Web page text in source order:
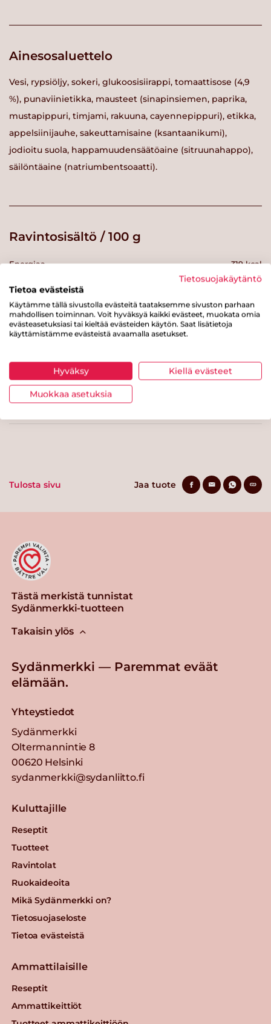
Ainesosaluettelo
Vesi, rypsiöljy, sokeri, glukoosisiirappi, tomaattisose (4,9
%), punaviinietikka, mausteet (sinapinsiemen, paprika,
mustapippuri, timjami, rakuuna, cayennepippuri), etikka,
appelsiinijauhe, sakeuttamisaine (ksantaanikumi),
jodioitu suola, happamuudensäätöaine (sitruunahappo),
säilöntäaine (natriumbentsoaatti).
Ravintosisältö / 100 g
Energiaa 319 kcal
Rasvaa 29 g
josta tyydyttynyttä rasvaa 2.1 g
Hiilihydraatteja
Proteiinia
Tulosta sivu Jaa tuote
Tästä merkistä tunnistat
Sydänmerkki-tuotteen
Takaisin ylös
Sydänmerkki — Paremmat eväät
elämään.
Yhteystiedot
Sydänmerkki
Oltermannintie 8
00620 Helsinki
sydanmerkki@sydanliitto.fi
Kuluttajille
Reseptit
Tuotteet
Ravintolat
Ruokaideoita
Mikä Sydänmerkki on?
Tietosuojaseloste
Tietoa evästeistä
Ammattilaisille
Reseptit
Ammattikeittiöt
Tietosuojakäytäntö
Tietoa evästeistä
Käytämme tällä sivustolla evästeitä taataksemme sivuston parhaan
mahdollisen toiminnan. Voit hyväksyä kaikki evästeet, muokata omia
evästeasetuksiasi tai kieltää evästeiden käytön. Saat lisätietoja
käyttämistämme evästeistä avaamalla asetukset.
Hyväksy Kiellä evästeet
Muokkaa asetuksia